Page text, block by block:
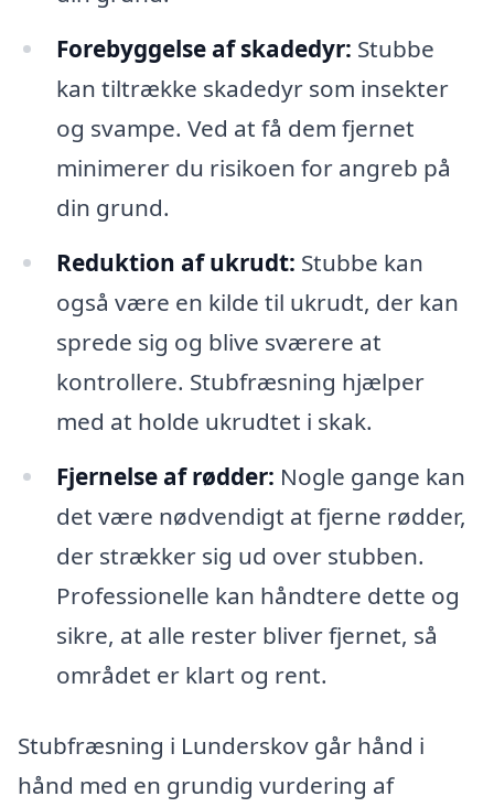
Forebyggelse af skadedyr: Stubbe
kan tiltrække skadedyr som insekter
og svampe. Ved at få dem fjernet
minimerer du risikoen for angreb på
din grund.
Reduktion af ukrudt: Stubbe kan
også være en kilde til ukrudt, der kan
sprede sig og blive sværere at
kontrollere. Stubfræsning hjælper
med at holde ukrudtet i skak.
Fjernelse af rødder: Nogle gange kan
det være nødvendigt at fjerne rødder,
der strækker sig ud over stubben.
Professionelle kan håndtere dette og
sikre, at alle rester bliver fjernet, så
området er klart og rent.
Stubfræsning i Lunderskov går hånd i
hånd med en grundig vurdering af